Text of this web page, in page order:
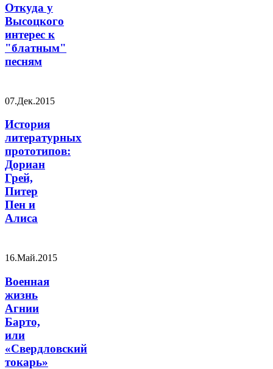
Откуда у
Высоцкого
интерес к
"блатным"
песням
07.Дек.2015
История
литературных
прототипов:
Дориан
Грей,
Питер
Пен и
Алиса
16.Май.2015
Военная
жизнь
Агнии
Барто,
или
«Свердловский
токарь»